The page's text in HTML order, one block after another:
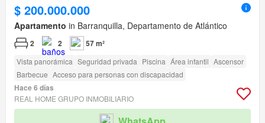
$ 200.000.000
Apartamento in Barranquilla, Departamento de Atlántico
2 2 57 m²
Vista panorámica Seguridad privada Piscina Área infantil Ascensor
Barbecue Acceso para personas con discapacidad
Hace 6 días
REAL HOME GRUPO INMOBILIARIO